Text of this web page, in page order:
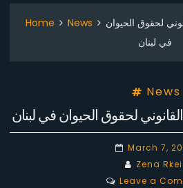
Home News
لحقوق الحيوان
في لبنان
News
لحقوق الحيوان في لبنان
March 7,
Zena
Leave a